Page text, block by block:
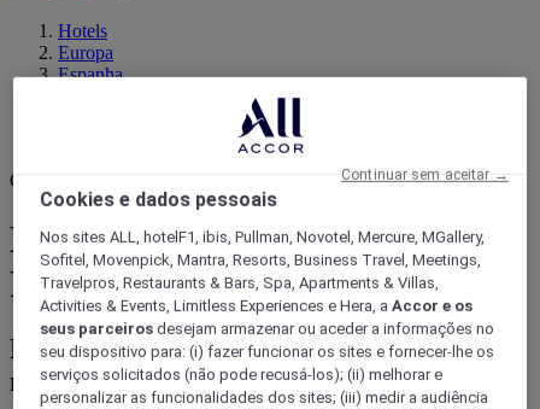
Hotels
Europa
Espanha
O seu próximo destino
Encontrar um hotel perto de
Faunia, Madrid
Reserve um hotel de entre as mais de 45
marcas Accor
Cookies e dados pessoais
Nos sites ALL, hotelF1, ibis, Pullman, Novotel, Mercure, MGallery,
Sofitel, Movenpick, Mantra, Resorts, Business Travel, Meetings,
Travelpros, Restaurants & Bars, Spa, Apartments & Villas,
Activities & Events, Limitless Experiences e Hera, aAccor e os
seus parceiros desejam armazenar ou aceder a informações no
seu dispositivo para: (i) fazer funcionar os sites e fornecer-lhe os
serviços solicitados (não pode recusá-los); (ii) melhorar e
personalizar as funcionalidades dos sites; (iii) medir a audiência
Continuar sem aceitar →